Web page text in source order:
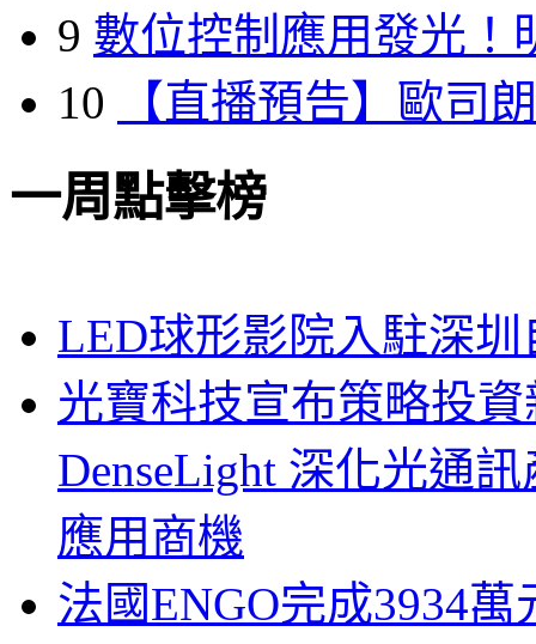
9 數位控制應用發光！
10
【直播預告】歐司
一周點擊榜
LED球形影院入駐深
光寶科技宣布策略投
DenseLight 深化光通
應用商機
法國ENGO完成3934